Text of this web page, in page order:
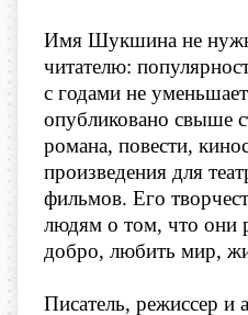
Имя Шукшина не
читателю:
с годами не
опубликовано свыше
романа, повести,
произведения для
фильмов. Его
людям о том, что они
добро, любить мир,
Писатель, режиссер и